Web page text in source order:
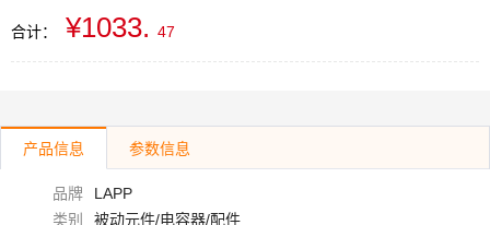
合计： ¥1033. 47
产品信息 参数信息
品牌
LAPP
类别
被动元件/电容器/配件